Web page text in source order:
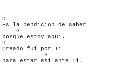
D
Es la bendicion de saber
    G
porque estoy aqui.
D
Creado fuí por Tí
            G
para estar así ante Tí.